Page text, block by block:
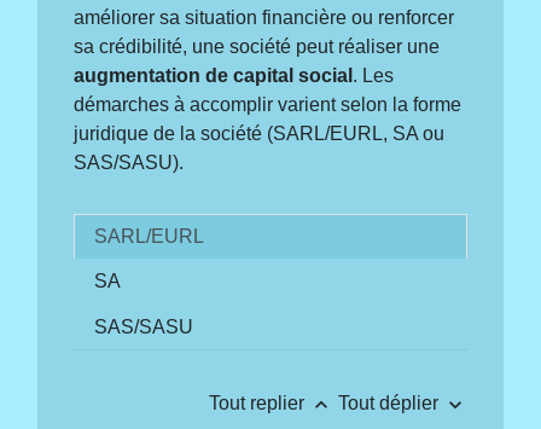
améliorer sa situation financière ou renforcer
sa crédibilité, une société peut réaliser une
augmentation de capital social . Les
démarches à accomplir varient selon la forme
juridique de la société (SARL/EURL, SA ou
SAS/SASU).
SARL/EURL
SA
SAS/SASU
Tout replier keyboard_arrow_up Tout déplier keyboard_arrow_down